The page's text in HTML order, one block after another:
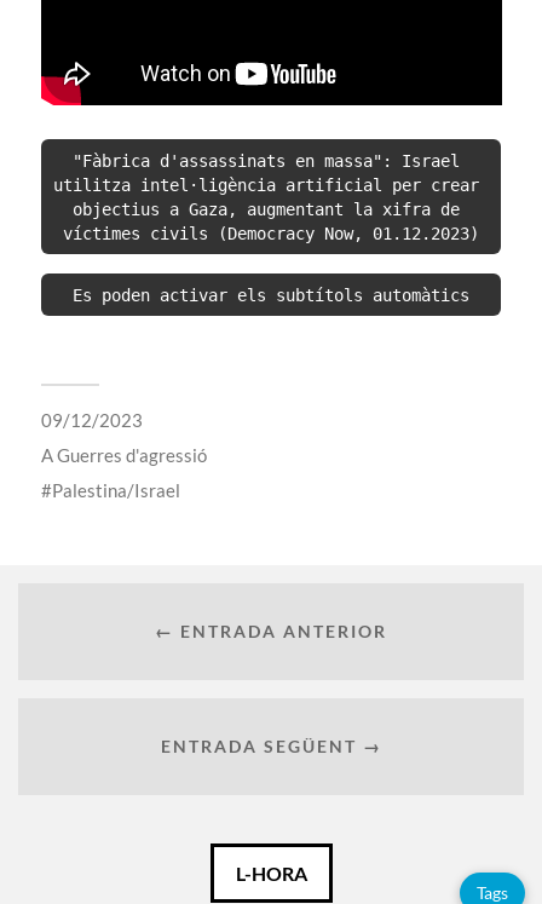
"Fàbrica d'assassinats en massa": Israel
utilitza intel·ligència artificial per crear
objectius a Gaza, augmentant la xifra de
víctimes civils (Democracy Now, 01.12.2023)
Es poden activar els subtítols automàtics
09/12/2023
AGuerres d'agressió
Palestina/Israel
← ENTRADA ANTERIOR
ENTRADA SEGÜENT →
L-HORA
Tags